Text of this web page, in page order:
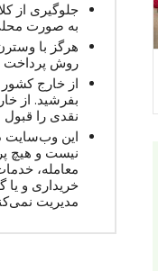
جلوگیری از
به صورت
هرگز با
روش پرداخت
از خارج کشور
بفرشید. از
نقدی را قبول
این وب‌سایت
نیست و هیچ
معامله،
خریداری و یا
مدیریت